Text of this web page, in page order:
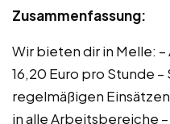
Zusammenfassung:
Wir bieten dir in Melle:
16,20 Euro pro Stunde
regelmäßigen
in alle Arbeitsbereiche